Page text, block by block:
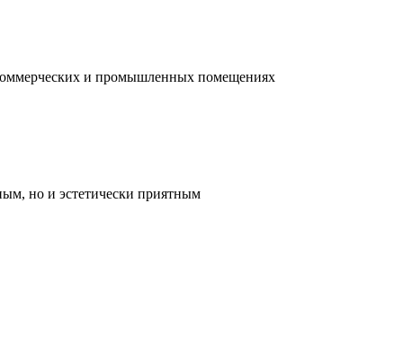
и промышленных помещениях
но и эстетически приятным